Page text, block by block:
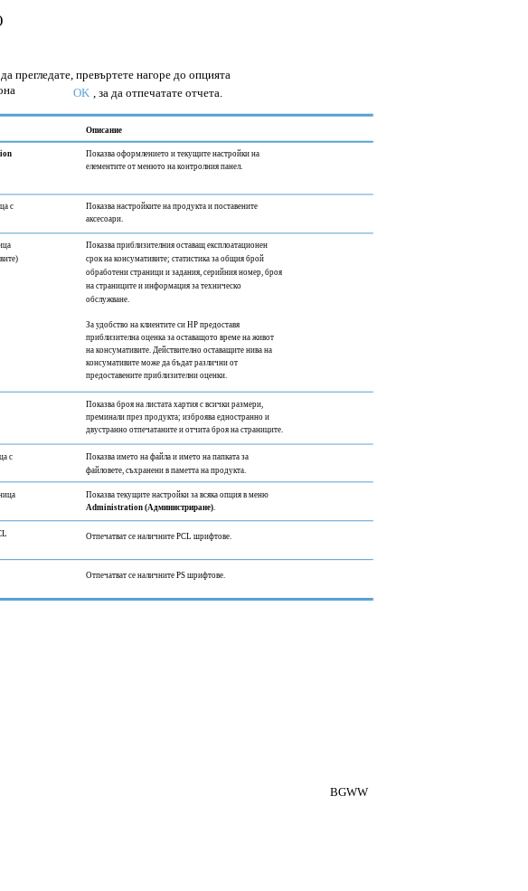
прегледате, превъртете нагоре до опцията
OK , за да отпечатате отчета.
Описание
Показва оформлението и текущите настройки на
елементите от менюто на контролния панел.
с
Показва настройките на продукта и поставените
аксесоари.
Показва приблизителния оставащ експлоатационен
срок на консумативите; статистика за общия брой
обработени страници и задания, серийния номер, броя
на страниците и информация за техническо
обслужване.
За удобство на клиентите си HP предоставя
приблизителна оценка за оставащото време на живот
на консумативите. Действително оставащите нива на
консумативите може да бъдат различни от
предоставените приблизителни оценки.
Показва броя на листата хартия с всички размери,
преминали през продукта; изброява едностранно и
двустранно отпечатаните и отчита броя на страниците.
с
Показва името на файла и името на папката за
файловете, съхранени в паметта на продукта.
Показва текущите настройки за всяка опция в меню
Administration (Администриране).
Отпечатват се наличните PCL шрифтове.
Отпечатват се наличните PS шрифтове.
BGWW